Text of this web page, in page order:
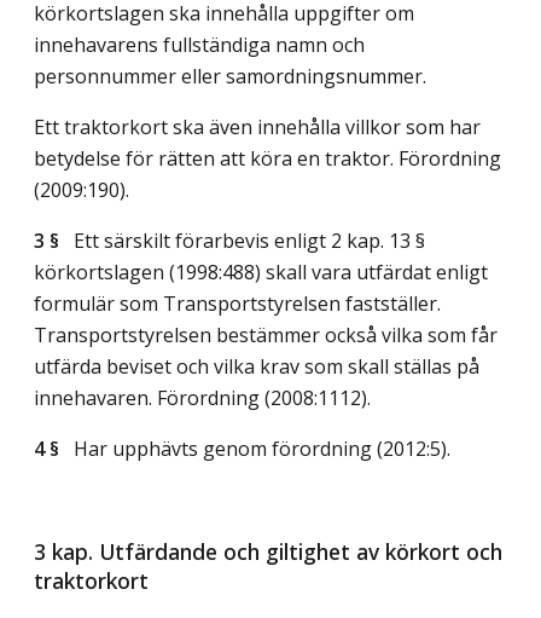
körkortslagen ska innehålla uppgifter om
innehavarens fullständiga namn och
personnummer eller samordningsnummer.
Ett traktorkort ska även innehålla villkor som har
betydelse för rätten att köra en traktor. Förordning
(2009:190).
3 § Ett särskilt förarbevis enligt 2 kap. 13 §
körkortslagen (1998:488) skall vara utfärdat enligt
formulär som Transportstyrelsen fastställer.
Transportstyrelsen bestämmer också vilka som får
utfärda beviset och vilka krav som skall ställas på
innehavaren. Förordning (2008:1112).
4 § Har upphävts genom förordning (2012:5).
3 kap. Utfärdande och giltighet av körkort och
traktorkort